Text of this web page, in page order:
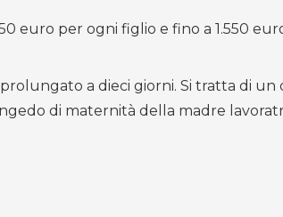
euro per ogni figlio e fino a 1.550
prolungato a dieci giorni. Si tratta di
di maternità della madre